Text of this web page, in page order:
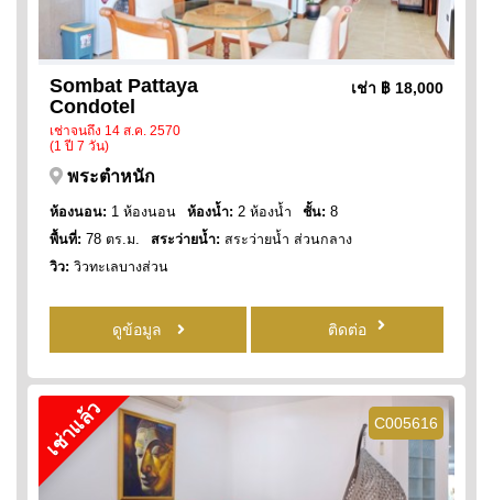
Sombat Pattaya
Condotel
เช่าจนถึง 14 ส.ค. 2570
(1 ปี 7 วัน)
เช่า ฿ 18,000
พระตำหนัก
ห้องนอน: 1 ห้องนอน ห้องน้ำ: 2 ห้องน้ำ ชั้น: 8
พื้นที่: 78 ตร.ม. สระว่ายน้ำ: สระว่ายน้ำ ส่วนกลาง
วิว: วิวทะเลบางส่วน
ดูข้อมูล ติดต่อ
C005616
เช่าแล้ว